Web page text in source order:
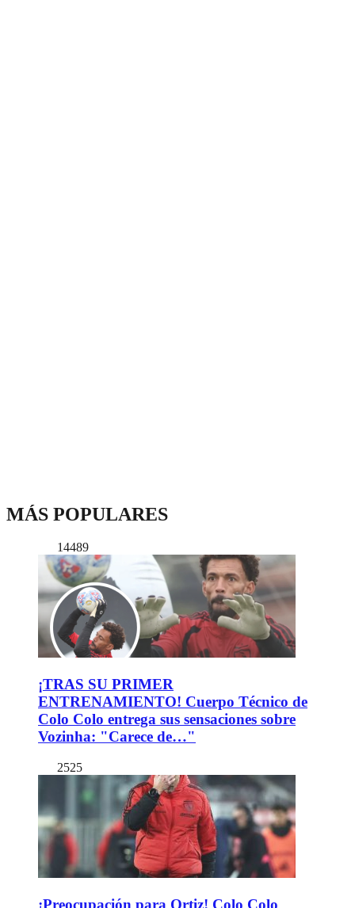
MÁS POPULARES
14489
¡TRAS SU PRIMER
ENTRENAMIENTO! Cuerpo Técnico de
Colo Colo entrega sus sensaciones sobre
Vozinha: "Carece de…"
2525
¡Preocupación para Ortiz! Colo Colo